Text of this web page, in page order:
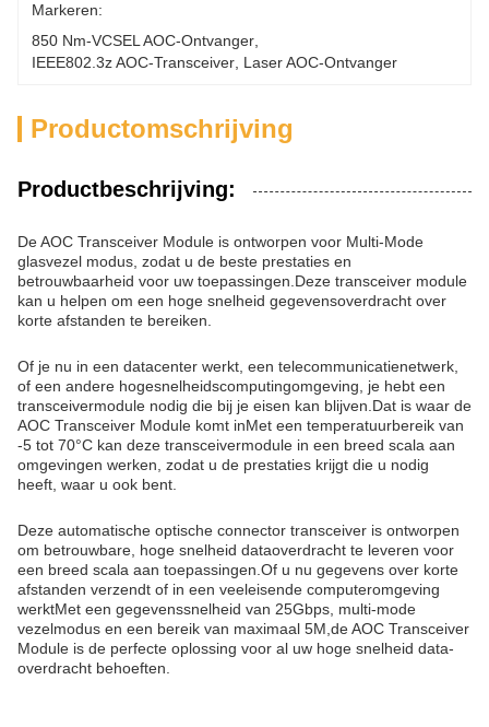
Markeren:
850 Nm-VCSEL AOC-Ontvanger
IEEE802.3z AOC-Transceiver Laser AOC-Ontvanger
Productomschrijving
Productbeschrijving:
De AOC Transceiver Module is ontworpen voor Multi-Mode
glasvezel modus, zodat u de beste prestaties en
betrouwbaarheid voor uw toepassingen.Deze transceiver module
kan u helpen om een hoge snelheid gegevensoverdracht over
korte afstanden te bereiken.
Of je nu in een datacenter werkt, een telecommunicatienetwerk,
of een andere hogesnelheidscomputingomgeving, je hebt een
transceivermodule nodig die bij je eisen kan blijven.Dat is waar de
AOC Transceiver Module komt inMet een temperatuurbereik van
-5 tot 70°C kan deze transceivermodule in een breed scala aan
omgevingen werken, zodat u de prestaties krijgt die u nodig
heeft, waar u ook bent.
Deze automatische optische connector transceiver is ontworpen
om betrouwbare, hoge snelheid dataoverdracht te leveren voor
een breed scala aan toepassingen.Of u nu gegevens over korte
afstanden verzendt of in een veeleisende computeromgeving
werktMet een gegevenssnelheid van 25Gbps, multi-mode
vezelmodus en een bereik van maximaal 5M,de AOC Transceiver
Module is de perfecte oplossing voor al uw hoge snelheid data-
overdracht behoeften.